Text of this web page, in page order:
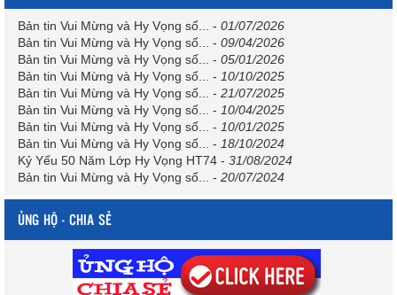
Bản tin Vui Mừng và Hy Vọng số... - 01/07/2026
Bản tin Vui Mừng và Hy Vọng số... - 09/04/2026
Bản tin Vui Mừng và Hy Vọng số... - 05/01/2026
Bản tin Vui Mừng và Hy Vọng số... - 10/10/2025
Bản tin Vui Mừng và Hy Vọng số... - 21/07/2025
Bản tin Vui Mừng và Hy Vọng số... - 10/04/2025
Bản tin Vui Mừng và Hy Vọng số... - 10/01/2025
Bản tin Vui Mừng và Hy Vọng số... - 18/10/2024
Kỷ Yếu 50 Năm Lớp Hy Vọng HT74 - 31/08/2024
Bản tin Vui Mừng và Hy Vọng số... - 20/07/2024
ỦNG HỘ - CHIA SẺ